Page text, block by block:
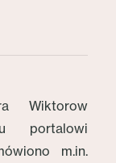
Wiktorow
portalowi
m.in.